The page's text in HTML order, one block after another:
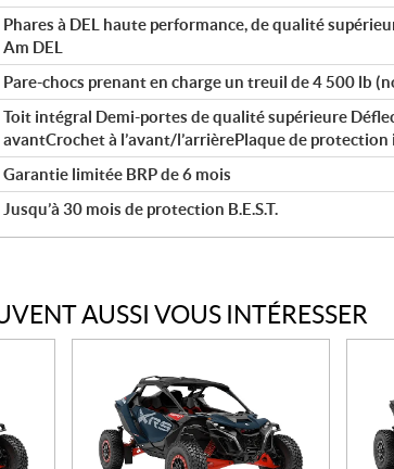
Phares à DEL haute performance, de qualité
Am DEL
Pare-chocs prenant en charge un treuil de 4 500 lb
Toit intégral Demi-portes de qualité supérieure
avantCrochet à l’avant/l’arrièrePlaque de
Garantie limitée BRP de 6 mois
Jusqu’à 30 mois de protection B.E.S.T.
AUSSI VOUS INTÉRESSER